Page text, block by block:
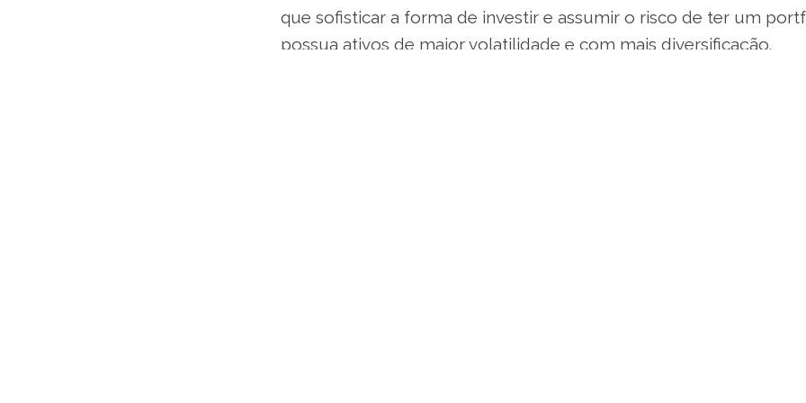
que sofisticar a forma de investir e assumir o risco de ter um
possua ativos de maior volatilidade e com mais diversificação.